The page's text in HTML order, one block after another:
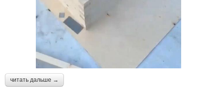
читать дальше →